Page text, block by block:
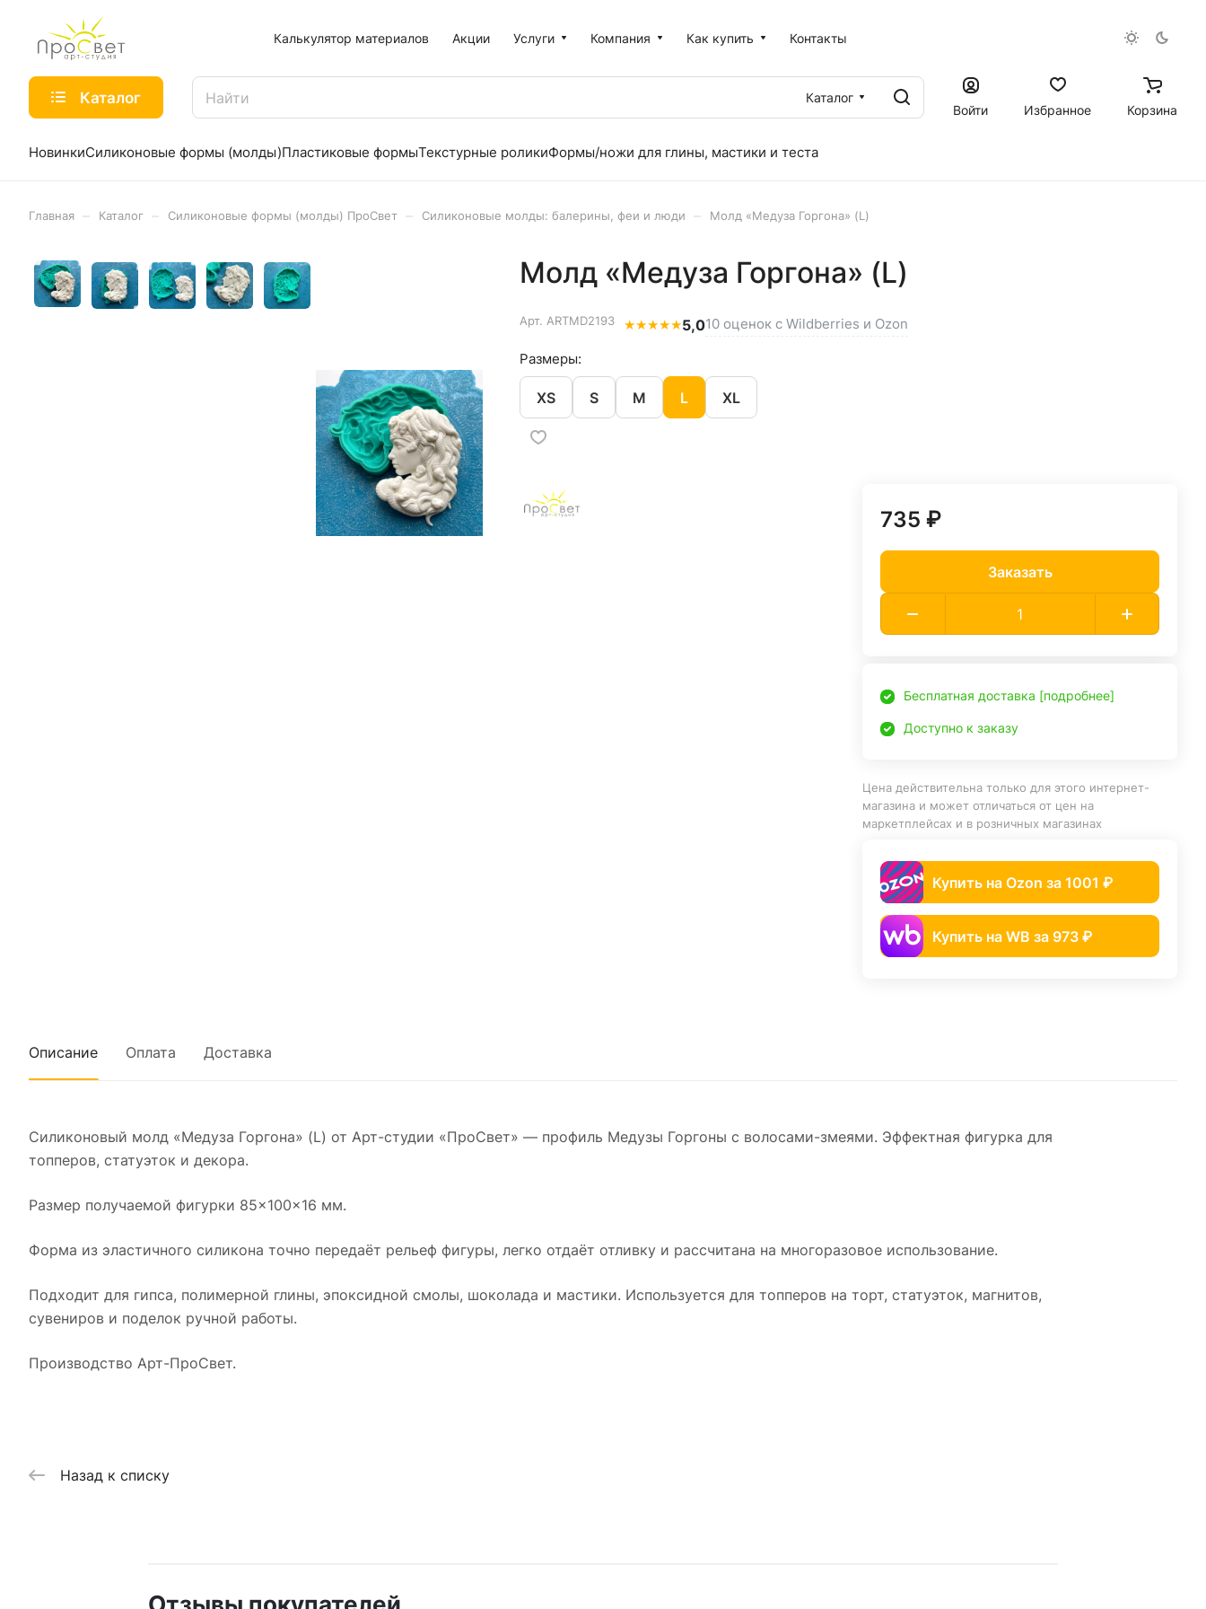
Калькулятор материалов Акции Услуги Компания Как купить Контакты
Каталог
Каталог
Войти
Избранное Корзина
НовинкиСиликоновые формы (молды)Пластиковые формыТекстурные роликиФормы/ножи для глины, мастики и теста
Главная Каталог Силиконовые формы (молды) ПроСвет Силиконовые молды: балерины, феи и люди Молд «Медуза Горгона» (L)
Молд «Медуза Горгона» (L)
Арт. ARTMD2193 ★★★★★5,010 оценок с Wildberries и Ozon
Размеры:
XS S M L XL
735 ₽
Заказать
Бесплатная доставка [подробнее]
Доступно к заказу
Цена действительна только для этого интернет-
магазина и может отличаться от цен на
маркетплейсах и в розничных магазинах
Купить на Ozon за 1001 ₽
Купить на WB за 973 ₽
Описание Оплата Доставка
Силиконовый молд «Медуза Горгона» (L) от Арт-студии «ПроСвет» — профиль Медузы Горгоны с волосами-змеями. Эффектная фигурка для
топперов, статуэток и декора.
Размер получаемой фигурки 85×100×16 мм.
Форма из эластичного силикона точно передаёт рельеф фигуры, легко отдаёт отливку и рассчитана на многоразовое использование.
Подходит для гипса, полимерной глины, эпоксидной смолы, шоколада и мастики. Используется для топперов на торт, статуэток, магнитов,
сувениров и поделок ручной работы.
Производство Арт-ПроСвет.
Назад к списку